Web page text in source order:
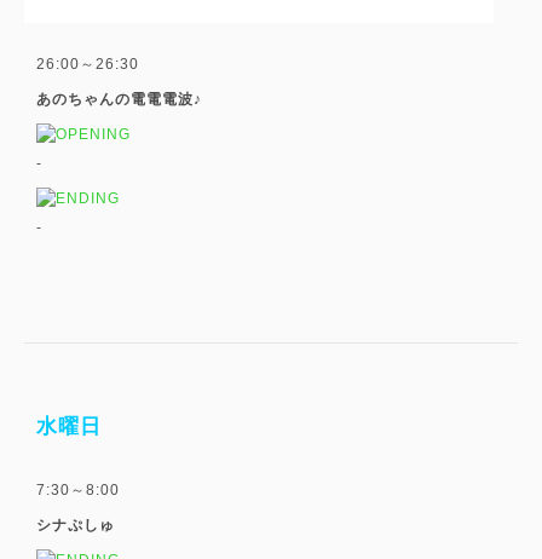
26:00～26:30
あのちゃんの電電電波♪
-
-
水曜日
7:30～8:00
シナぷしゅ